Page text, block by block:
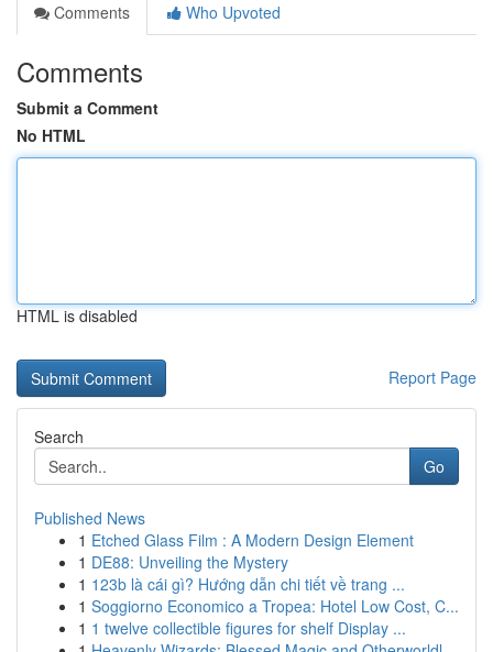
Comments
Who Upvoted
Comments
Submit a Comment
No HTML
HTML is disabled
Report Page
Search
Go
Published News
1 Etched Glass Film : A Modern Design Element
1 DE88: Unveiling the Mystery
1 123b là cái gì? Hướng dẫn chi tiết về trang ...
1 Soggiorno Economico a Tropea: Hotel Low Cost, C...
1 1 twelve collectible figures for shelf Display ...